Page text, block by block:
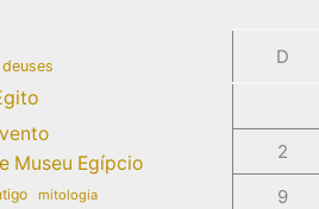
deuses
Museu Egípcio
mitologia
D
2
9